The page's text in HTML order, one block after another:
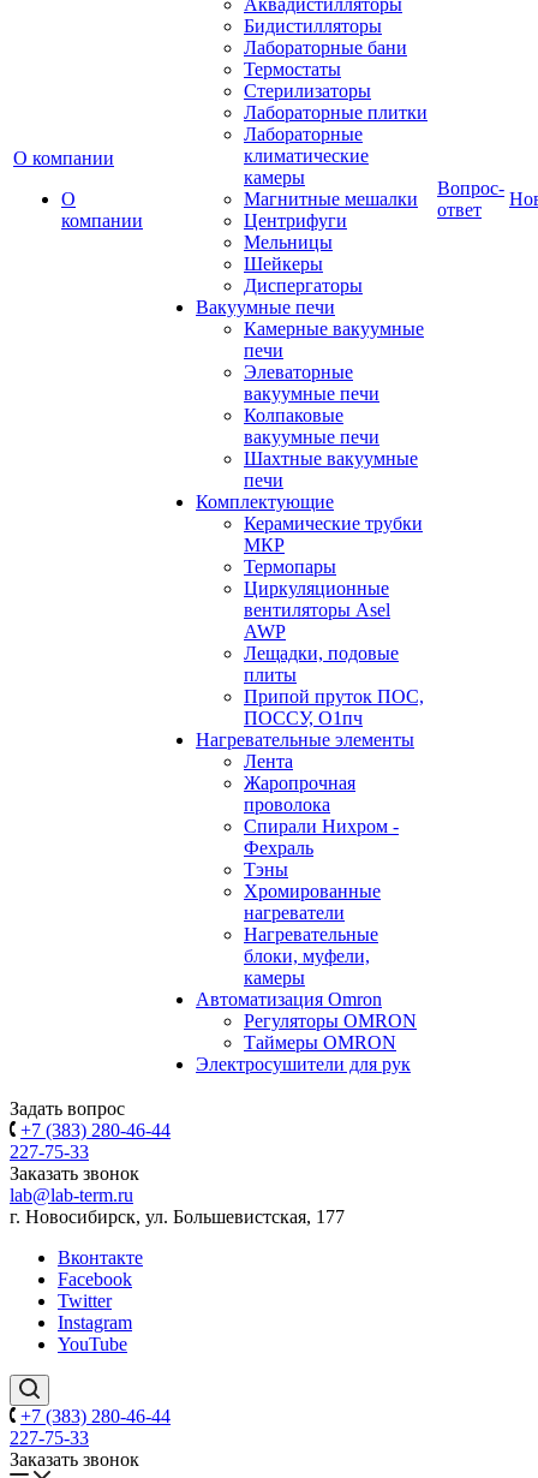
О компании
О
компании
Аквадистилляторы
Бидистилляторы
Лабораторные бани
Термостаты
Стерилизаторы
Лабораторные плитки
Лабораторные
климатические
камеры
Магнитные мешалки
Центрифуги
Мельницы
Шейкеры
Диспергаторы
Вакуумные печи
Камерные вакуумные
печи
Элеваторные
вакуумные печи
Колпаковые
вакуумные печи
Шахтные вакуумные
печи
Комплектующие
Керамические трубки
МКР
Термопары
Циркуляционные
вентиляторы Asel
AWP
Лещадки, подовые
плиты
Припой пруток ПОС,
ПОССУ, О1пч
Нагревательные элементы
Лента
Жаропрочная
проволока
Спирали Нихром -
Фехраль
Тэны
Хромированные
нагреватели
Нагревательные
блоки, муфели,
камеры
Автоматизация Omron
Регуляторы OMRON
Таймеры OMRON
Электросушители для рук
Вопрос-
ответ
Задать вопрос
+7 (383) 280-46-44
227-75-33
Заказать звонок
lab@lab-term.ru
г. Новосибирск, ул. Большевистская, 177
Вконтакте
Facebook
Twitter
Instagram
YouTube
+7 (383) 280-46-44
227-75-33
Заказать звонок